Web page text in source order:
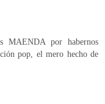
MAENDA por habernos
pop, el mero hecho de